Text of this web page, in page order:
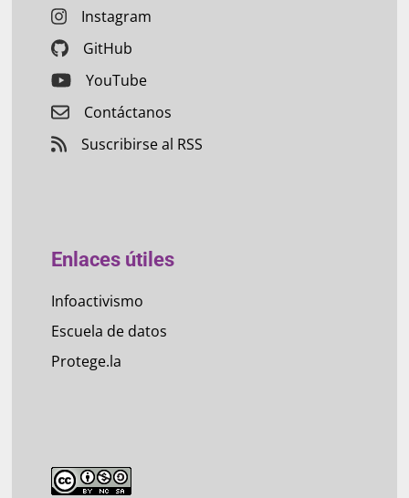
Instagram
GitHub
YouTube
Contáctanos
Suscribirse al RSS
Enlaces útiles
Infoactivismo
Escuela de datos
Protege.la